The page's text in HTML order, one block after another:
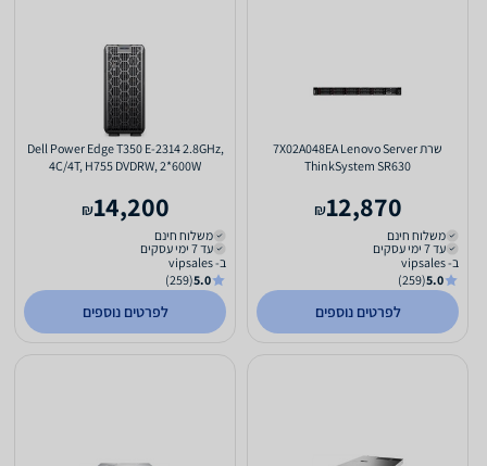
שרת 7X02A048EA Lenovo Server
ThinkSystem SR630
12,870
₪
משלוח חינם
עד 7 ימי עסקים
ב- vipsales
5.0
(259)
לפרטים נוספים
Dell Power Edge T350 E-2314 2.8GHz,
4C/4T, H755 DVDRW, 2*600W
14,200
₪
משלוח חינם
עד 7 ימי עסקים
ב- vipsales
5.0
(259)
לפרטים נוספים